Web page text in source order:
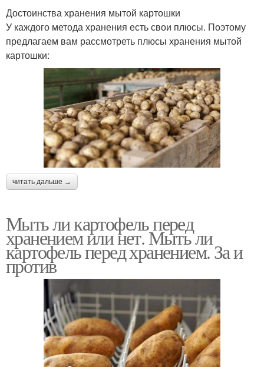
Достоинства хранения мытой картошки
У каждого метода хранения есть свои плюсы. Поэтому
предлагаем вам рассмотреть плюсы хранения мытой
картошки:
читать дальше →
Мыть ли картофель перед
хранением или нет. Мыть ли
картофель перед хранением. За и
против